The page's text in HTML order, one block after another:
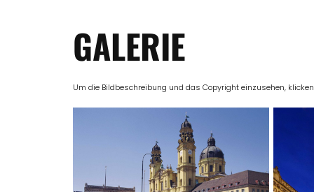
GALERIE
Um die Bildbeschreibung und das Copyright einzusehen,